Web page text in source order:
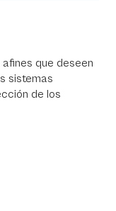
que deseen
sistemas
de los